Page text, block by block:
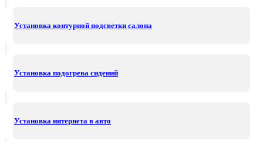
Установка контурной подсветки салона
Установка подогрева сидений
Установка интернета в авто